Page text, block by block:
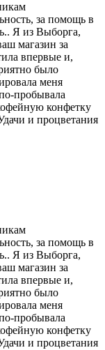
за помощь в
Я из Выборга,
магазин за
впервые и,
было
меня
пробывала
конфетку
и процветания
за помощь в
Я из Выборга,
магазин за
впервые и,
было
меня
пробывала
конфетку
и процветания